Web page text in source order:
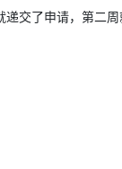
交了申请，第二周